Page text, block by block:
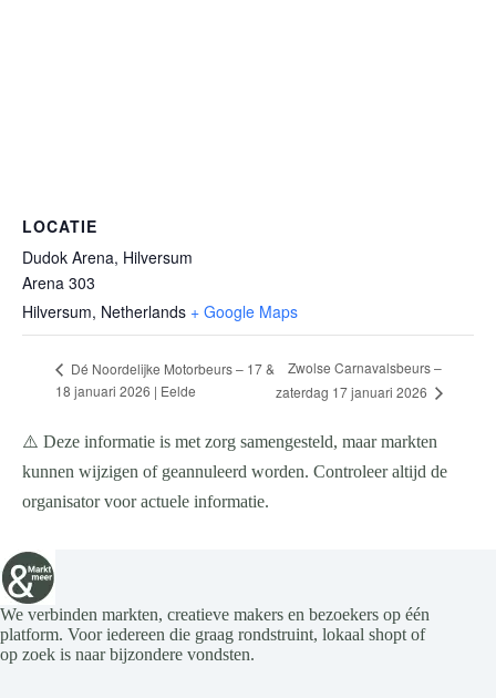
LOCATIE
Dudok Arena, Hilversum
Arena 303
Hilversum, Netherlands + Google Maps
Dé Noordelijke Motorbeurs – 17 &
18 januari 2026 | Eelde
Zwolse Carnavalsbeurs –
zaterdag 17 januari 2026
⚠️ Deze informatie is met zorg samengesteld, maar markten
kunnen wijzigen of geannuleerd worden. Controleer altijd de
organisator voor actuele informatie.
We verbinden markten, creatieve makers en bezoekers op één
platform. Voor iedereen die graag rondstruint, lokaal shopt of
op zoek is naar bijzondere vondsten.